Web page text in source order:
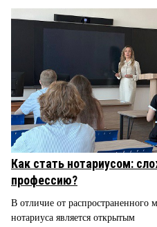
Как стать нотариусом:
профессию?
В отличие от распространенного
нотариуса является открытым